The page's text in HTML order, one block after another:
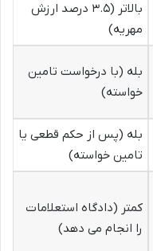
بالاتر (۳.۵ درصد ارزش
مهریه)
بله (با درخواست تامین
خواسته)
بله (پس از حکم قطعی یا
تامین خواسته)
کمتر (دادگاه استعلامات
را انجام می دهد)